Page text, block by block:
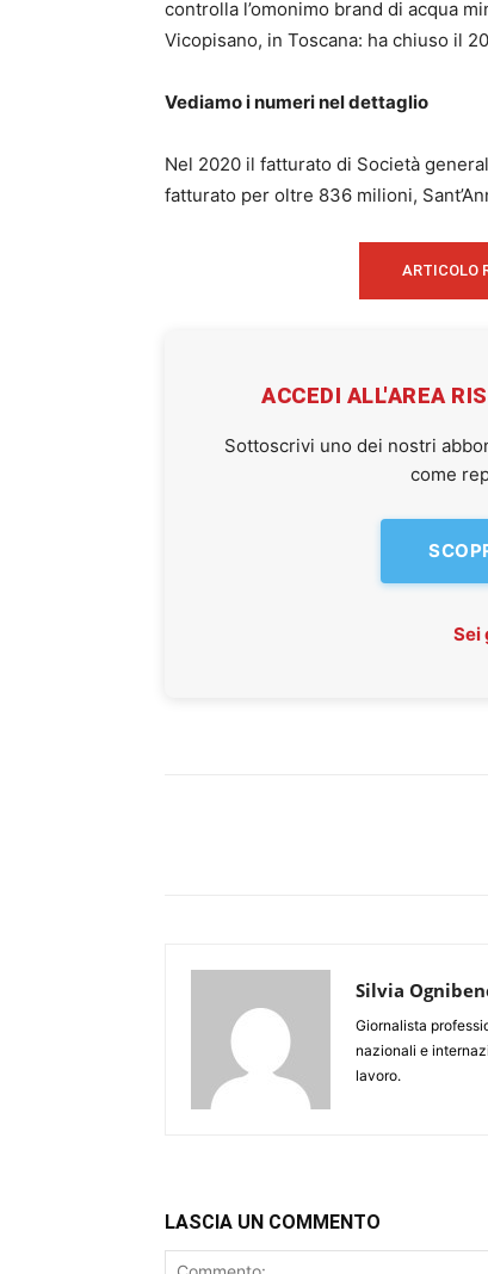
controlla l’omonimo brand di acqua
Vicopisano, in Toscana: ha chiuso il
Vediamo i numeri nel dettaglio
Nel 2020 il fatturato di Società
fatturato per oltre 836 milioni,
ARTICOLO
ACCEDI ALL'AREA
Sottoscrivi uno dei nostri
come
Sei
Silvia
Giornalista
nazionali e
lavoro.
LASCIA UN COMMENTO